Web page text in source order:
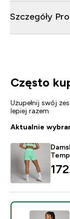
Szczegóły
Często
Uzupełnij swój
lepiej razem
Aktualnie